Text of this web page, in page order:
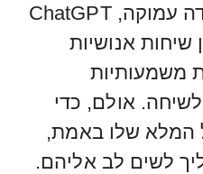
ואלגוריתמים של למידה עמוקה, ChatGPT
שיחות אנושיות
משמעותיות
לשיחה. אולם, כדי
המלא שלו באמת,
לשים לב אליהם.